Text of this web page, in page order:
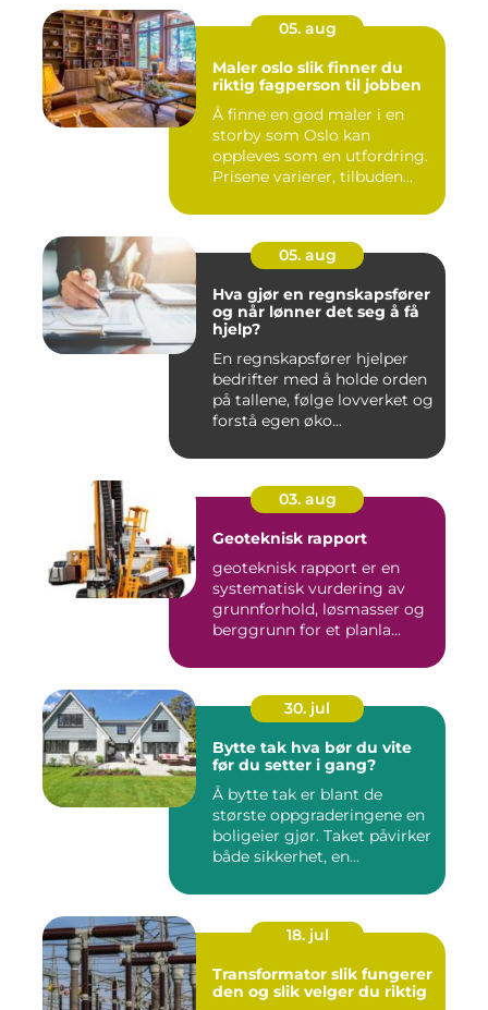
05. aug
Maler oslo slik finner du
riktig fagperson til jobben
Å finne en god maler i en
storby som Oslo kan
oppleves som en utfordring.
Prisene varierer, tilbuden...
05. aug
Hva gjør en regnskapsfører
og når lønner det seg å få
hjelp?
En regnskapsfører hjelper
bedrifter med å holde orden
på tallene, følge lovverket og
forstå egen øko...
03. aug
Geoteknisk rapport
geoteknisk rapport er en
systematisk vurdering av
grunnforhold, løsmasser og
berggrunn for et planla...
30. jul
Bytte tak hva bør du vite
før du setter i gang?
Å bytte tak er blant de
største oppgraderingene en
boligeier gjør. Taket påvirker
både sikkerhet, en...
18. jul
Transformator slik fungerer
den og slik velger du riktig